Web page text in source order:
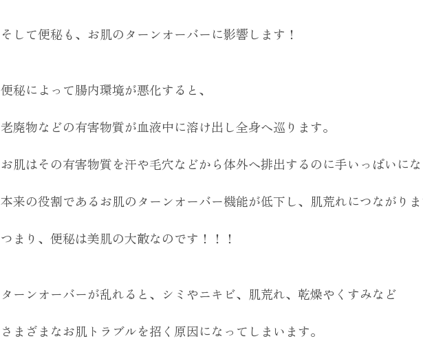
そして便秘も、お肌のターンオーバーに影響します！
便秘によって腸内環境が悪化すると、
老廃物などの有害物質が血液中に溶け出し全身へ巡ります。
お肌はその有害物質を汗や毛穴などから体外へ排出するのに手いっぱいに
本来の役割であるお肌のターンオーバー機能が低下し、肌荒れにつながり
つまり、便秘は美肌の大敵なのです！！！
ターンオーバーが乱れると、シミやニキビ、肌荒れ、乾燥やくすみなど
さまざまなお肌トラブルを招く原因になってしまいます。